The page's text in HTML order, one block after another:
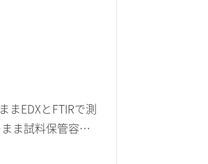
まEDXとFTIRで測
ま試料保管容器